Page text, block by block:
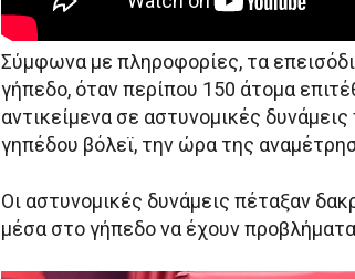
Σύμφωνα με πληροφορίες, τα
γήπεδο, όταν περίπου 150 άτομα
αντικείμενα σε αστυνομικές
γηπέδου βόλεϊ, την ώρα της
Οι αστυνομικές δυνάμεις πέταξαν
μέσα στο γήπεδο να έχουν